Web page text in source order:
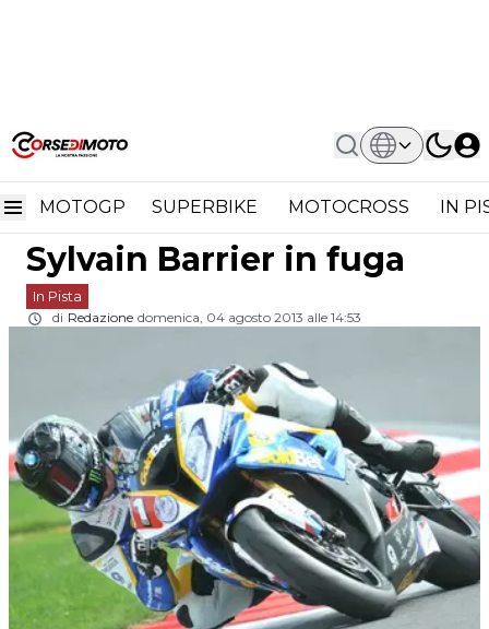
MOTOGP SUPERBIKE MOTOCROSS IN
Home In Pista
Superstock 1000 Silverstone Gara 2:
Superstock 1000
Silverstone Gara 2:
Sylvain Barrier in fuga
In Pista
di Redazione domenica, 04 agosto 2013 alle 14:53